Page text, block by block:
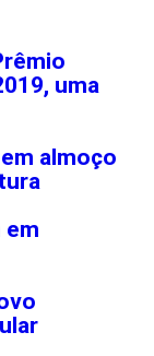
uma
almoço
em